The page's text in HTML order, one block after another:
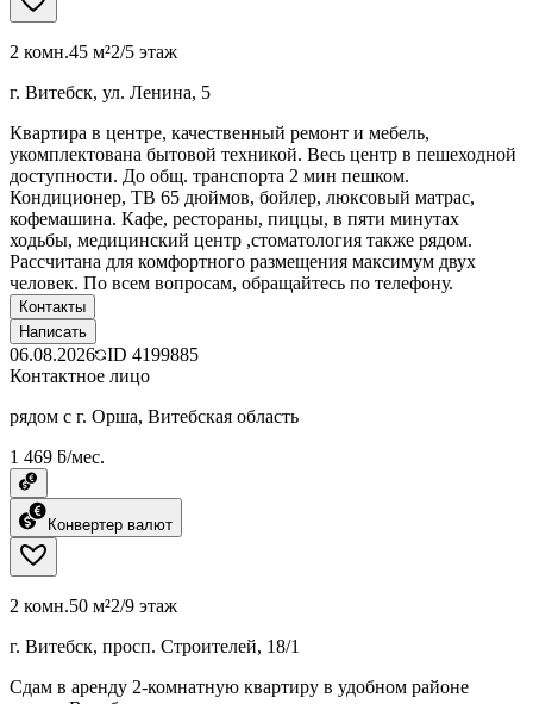
2 комн.45 м²2/5 этаж
г. Витебск, ул. Ленина, 5
Квартира в центре, качественный ремонт и мебель,
укомплектована бытовой техникой. Весь центр в пешеходной
доступности. До общ. транспорта 2 мин пешком.
Кондиционер, ТВ 65 дюймов, бойлер, люксовый матрас,
кофемашина. Кафе, рестораны, пиццы, в пяти минутах
ходьбы, медицинский центр ,стоматология также рядом.
Рассчитана для комфортного размещения максимум двух
человек. По всем вопросам, обращайтесь по телефону.
Контакты
Написать
06.08.2026 ID 4199885
Контактное лицо
рядом с г. Орша, Витебская область
1 469 ƃ/мес.
Конвертер валют
2 комн.50 м²2/9 этаж
г. Витебск, просп. Строителей, 18/1
Сдам в аренду 2-комнатную квартиру в удобном районе